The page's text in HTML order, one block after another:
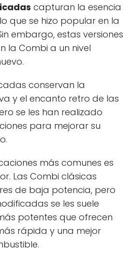
capturan la esencia
que se hizo popular en la
embargo, estas versiones
la Combi a un nivel
conservan la
y el encanto retro de las
se les han realizado
para mejorar su
más comunes es
Las Combi clásicas
de baja potencia, pero
se les suele
potentes que ofrecen
rápida y una mejor